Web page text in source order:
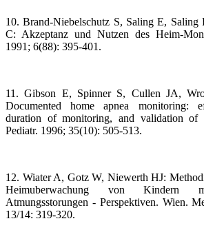
10. Brand-Niebelschutz S, Saling E, Saling
C: Akzeptanz und Nutzen des Heim-
1991; 6(88): 395-401.
11. Gibson E, Spinner S, Cullen JA,
Documented home apnea monitoring:
duration of monitoring, and validation of
Pediatr. 1996; 35(10): 505-513.
12. Wiater A, Gotz W, Niewerth HJ:
Heimuberwachung von Kindern
Atmungsstorungen - Perspektiven. Wien.
13/14: 319-320.